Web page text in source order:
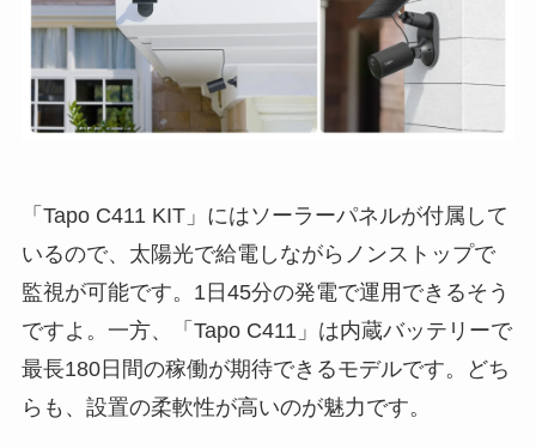
「Tapo C411 KIT」にはソーラーパネルが付属して
いるので、太陽光で給電しながらノンストップで
監視が可能です。1日45分の発電で運用できるそう
ですよ。一方、「Tapo C411」は内蔵バッテリーで
最長180日間の稼働が期待できるモデルです。どち
らも、設置の柔軟性が高いのが魅力です。